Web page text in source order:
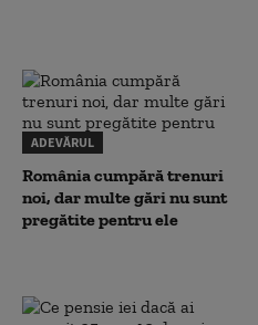
ADEVĂRUL
România cumpără trenuri
noi, dar multe gări nu sunt
pregătite pentru ele